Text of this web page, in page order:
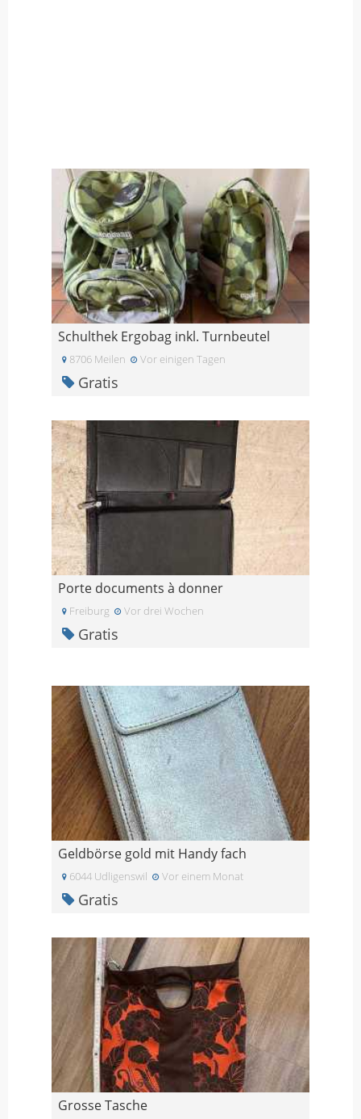
Schulthek Ergobag inkl. Turnbeutel
8706 Meilen Vor einigen Tagen
Gratis
Porte documents à donner
Freiburg Vor drei Wochen
Gratis
Geldbörse gold mit Handy fach
6044 Udligenswil Vor einem Monat
Gratis
Grosse Tasche